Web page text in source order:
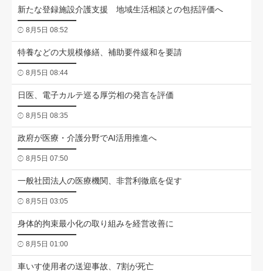
新たな登録施設介護支援 地域生活相談との包括評価へ
8月5日 08:52
特養などの大規模修繕、補助要件緩和を要請
8月5日 08:44
日医、電子カルテ巡る厚労相の発言を評価
8月5日 08:35
政府が医療・介護分野でAI活用推進へ
8月5日 07:50
一般社団法人の医療機関、非営利徹底を促す
8月5日 03:05
身体的拘束最小化の取り組みを経営改善に
8月5日 01:00
車いす使用者の送迎事故、7割が死亡